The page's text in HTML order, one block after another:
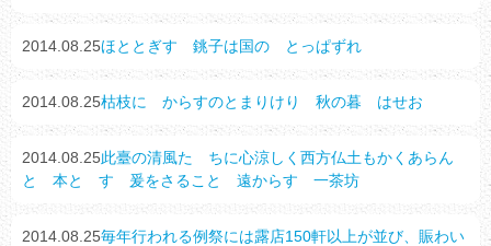
2014.08.25ほととぎす 銚子は国の とっぱずれ
2014.08.25枯枝に からすのとまりけり 秋の暮 はせお
2014.08.25此臺の清風たゝちに心涼しく西方仏土もかくあらん
と 本とゝす 爰をさること 遠からす 一茶坊
2014.08.25毎年行われる例祭には露店150軒以上が並び、賑わい